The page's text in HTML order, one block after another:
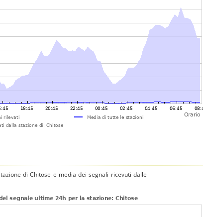
di Chitose e media dei segnali ricevuti dalle